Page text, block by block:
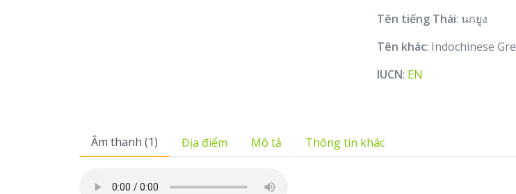
Tên tiếng Thái: นกยูง
Tên khác: Indochinese
IUCN: EN
Âm thanh (1) Địa điểm Mô tả Thông tin khác